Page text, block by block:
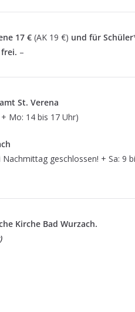
17 € (AK 19 €) und für
–
St. Verena
Mo: 14 bis 17 Uhr)
geschlossen! + Sa: 9
Kirche Bad Wurzach.